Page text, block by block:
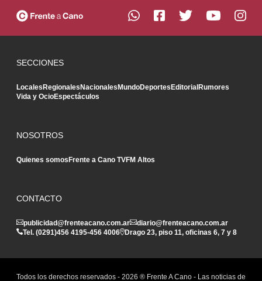
SECCIONES
LocalesRegionalesNacionalesMundoDeportesEditorialRumores
Vida y OcioEspectáculos
NOSOTROS
Quienes somosFrente a Cano TVFM Altos
CONTACTO
publicidad@frenteacano.com.ar
diario@frenteacano.com.ar
Tel. (0291)456 4195-456 4006 Drago 23, piso 11, oficinas 6, 7 y 8
Todos los derechos reservados - 2026 ® Frente A Cano - Las noticias de